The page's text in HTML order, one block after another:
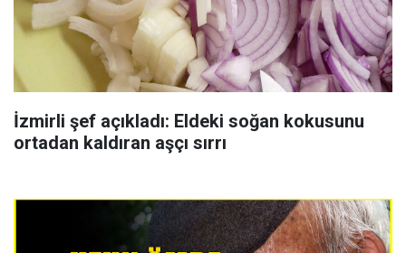
İzmirli şef açıkladı: Eldeki soğan kokusunu
ortadan kaldıran aşçı sırrı